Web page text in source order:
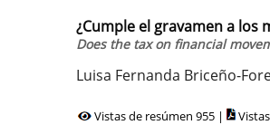
¿Cumple el gravamen a
Does the tax on financial
Luisa Fernanda Briceño-
Vistas de resúmen 955 |